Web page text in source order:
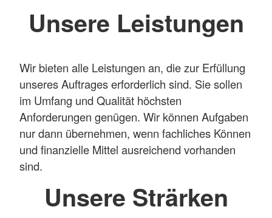
Unsere Leistungen
Wir bieten alle Leistungen an, die zur Erfüllung
unseres Auftrages erforderlich sind. Sie sollen
im Umfang und Qualität höchsten
Anforderungen genügen. Wir können Aufgaben
nur dann übernehmen, wenn fachliches Können
und finanzielle Mittel ausreichend vorhanden
sind.
Unsere Strärken